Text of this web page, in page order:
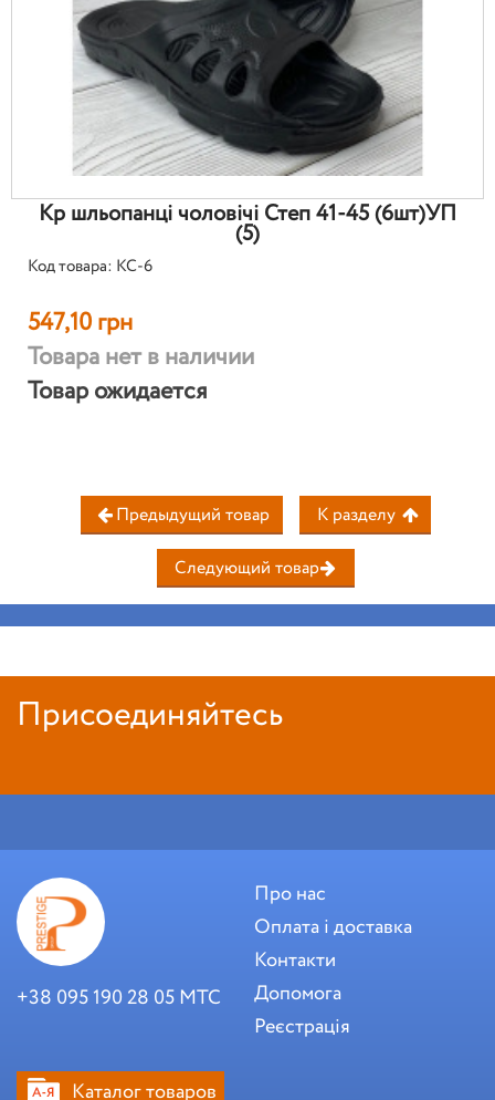
Кр шльопанці чоловічі Степ 41-45 (6шт)УП
(5)
Код товара: КС-6
547,10 грн
Товара нет в наличии
Товар ожидается
Предыдущий товар К разделу
Следующий товар
Присоединяйтесь
+38 095 190 28 05 МТС
Про нас
Оплата і доставка
Контакти
Допомога
Реєстрація
Каталог товаров